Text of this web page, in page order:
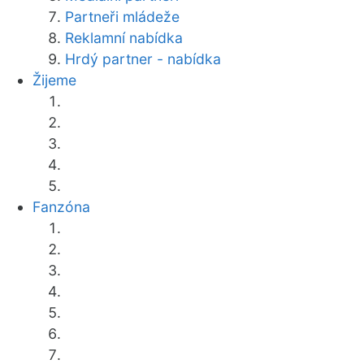
Partneři mládeže
Reklamní nabídka
Hrdý partner - nabídka
Žijeme
Fanzóna